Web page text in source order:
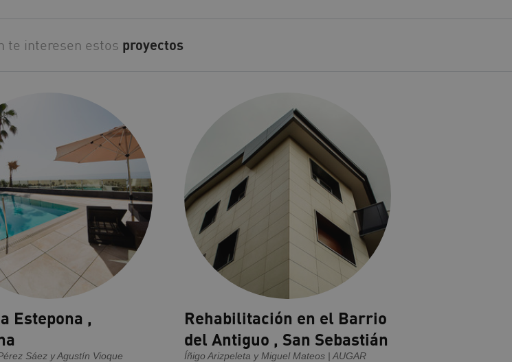
te interesen estos proyectos
Estepona ,
Sáez y Agustín Vioque
Rehabilitación en el Barrio
del Antiguo , San Sebastián
Íñigo Arizpeleta y Miguel Mateos | AUGAR